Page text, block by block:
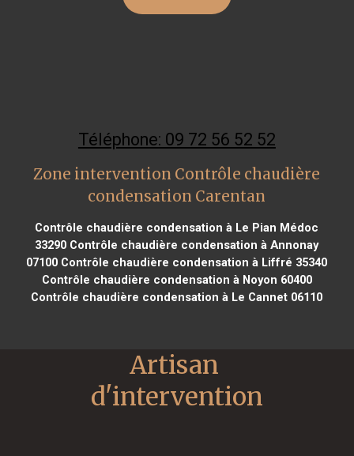
Téléphone: 09 72 56 52 52
Zone intervention Contrôle chaudière
condensation Carentan
Contrôle chaudière condensation à Le Pian Médoc
33290 Contrôle chaudière condensation à Annonay
07100 Contrôle chaudière condensation à Liffré 35340
Contrôle chaudière condensation à Noyon 60400
Contrôle chaudière condensation à Le Cannet 06110
Artisan
d'intervention